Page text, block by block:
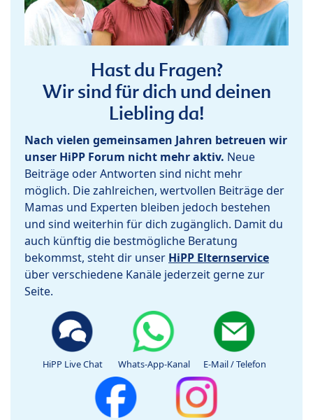
Hast du Fragen?
Wir sind für dich und deinen
Liebling da!
Nach vielen gemeinsamen Jahren betreuen wir
unser HiPP Forum nicht mehr aktiv. Neue
Beiträge oder Antworten sind nicht mehr
möglich. Die zahlreichen, wertvollen Beiträge der
Mamas und Experten bleiben jedoch bestehen
und sind weiterhin für dich zugänglich. Damit du
auch künftig die bestmögliche Beratung
bekommst, steht dir unser HiPP Elternservice
über verschiedene Kanäle jederzeit gerne zur
Seite.
HiPP Live Chat Whats-App-Kanal E-Mail / Telefon